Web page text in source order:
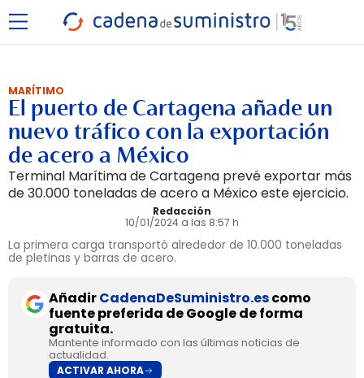
MARÍTIMO
El puerto de Cartagena añade un
nuevo tráfico con la exportación
de acero a México
Terminal Marítima de Cartagena prevé exportar más
de 30.000 toneladas de acero a México este ejercicio.
Redacción
10/01/2024 a las 8:57 h
La primera carga transportó alrededor de 10.000 toneladas
de pletinas y barras de acero.
AñadirCadenaDeSuministro.escomo
fuente preferida de Google de forma
gratuita.
Mantente informado con las últimas noticias de
actualidad.
ACTIVAR AHORA